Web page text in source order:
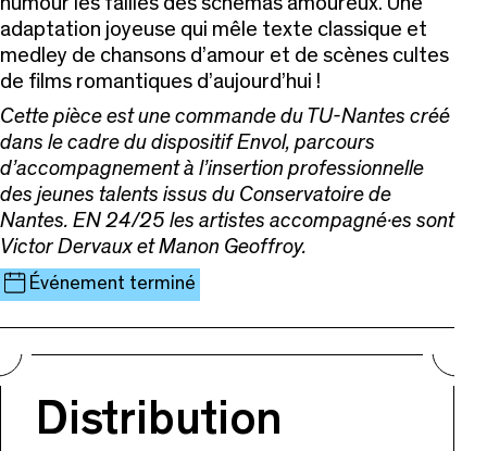
adaptation joyeuse qui mêle texte classique et
medley de chansons d’amour et de scènes cultes
de films romantiques d’aujourd’hui !
Cette pièce est une commande du TU-Nantes créé
dans le cadre du dispositif Envol, parcours
d’accompagnement à l’insertion professionnelle
des jeunes talents issus du Conservatoire de
Nantes. EN 24/25 les artistes accompagné·es sont
Victor Dervaux et Manon Geoffroy.
Événement terminé
Distribution